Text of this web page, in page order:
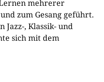
mehrerer
zum Gesang geführt.
Jazz-, Klassik- und
sich mit dem